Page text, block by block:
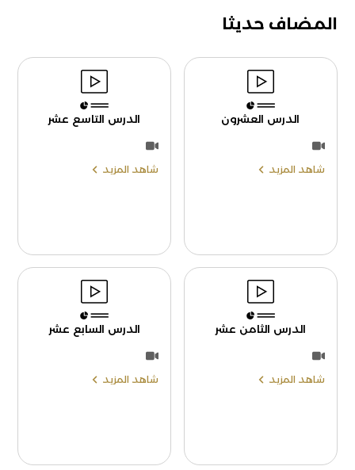
المضاف حديثا
الدرس العشرون
شاهد المزيد
الدرس التاسع عشر
شاهد المزيد
الدرس الثامن عشر
شاهد المزيد
الدرس السابع عشر
شاهد المزيد